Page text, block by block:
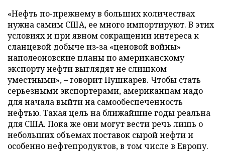
«Нефть по-прежнему в больших количествах
нужна самим США, ее много импортируют. В этих
условиях и при явном сокращении интереса к
сланцевой добыче из-за «ценовой войны»
наполеоновские планы по американскому
экспорту нефти выглядят не слишком
уместными», – говорит Пушкарев. Чтобы стать
серьезными экспортерами, американцам надо
для начала выйти на самообеспеченность
нефтью. Такая цель на ближайшие годы реальна
для США. Пока же они могут вести речь лишь о
небольших объемах поставок сырой нефти и
особенно нефтепродуктов, в том числе в Европу.